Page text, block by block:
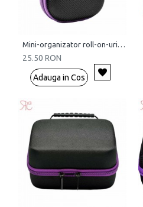
Mini-organizator roll-on-uri (roll-on de 3 sau 5 ml - sticla subtire)
25.50 RON
Adauga in Cos